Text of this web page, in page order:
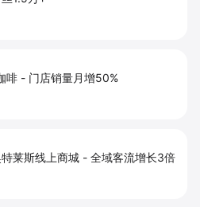
啡 - 门店销量月增50%
莱斯线上商城 - 全域客流增长3倍